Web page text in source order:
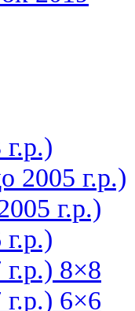
2005 г.р.)
г.р.)
8×8
6×6